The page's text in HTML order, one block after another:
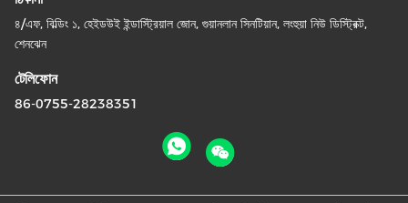
৪/এফ, বিল্ডিং ১, হেইডউই ইন্ডাস্ট্রিয়াল জোন, গুয়ানলান সিনটিয়ান, লংহুয়া নিউ ডিস্ট্রিক্ট,
শেনঝেন
টেলিফোন
86-0755-28238351